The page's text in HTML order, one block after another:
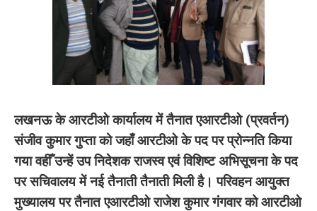
लखनऊ के आरटीओ कार्यालय में तैनात एआरटीओ (प्रवर्तन)
संजीव कुमार गुप्ता को जहाँ आरटीओ के पद पर प्रोन्नति किया
गया वहीँ उन्हें उप निदेशक राजस्व एवं विशिष्ट अभिसूचना के पद
पर सचिवालय में नई तैनाती तैनाती मिली है। परिवहन आयुक्त
मुख्यालय पर तैनात एआरटीओ राजेश कुमार गंगवार को आरटीओ